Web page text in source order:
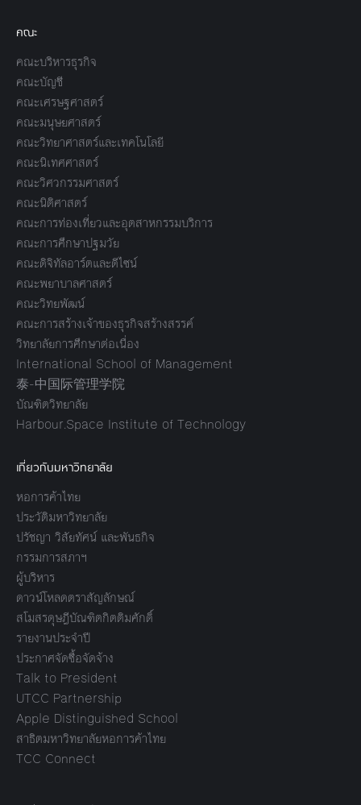
คณะ
คณะบริหารธุรกิจ
คณะบัญชี
คณะเศรษฐศาสตร์
คณะมนุษยศาสตร์
คณะวิทยาศาสตร์และเทคโนโลยี
คณะนิเทศศาสตร์
คณะวิศวกรรมศาสตร์
คณะนิติศาสตร์
คณะการท่องเที่ยวและอุตสาหกรรมบริการ
คณะการศึกษาปฐมวัย
คณะดิจิทัลอาร์ตและดีไซน์
คณะพยาบาลศาสตร์
คณะวิทยพัฒน์
คณะการสร้างเจ้าของธุรกิจสร้างสรรค์
วิทยาลัยการศึกษาต่อเนื่อง
International School of Management
泰-中国际管理学院
บัณฑิตวิทยาลัย
Harbour.Space Institute of Technology
เกี่ยวกับมหาวิทยาลัย
หอการค้าไทย
ประวัติมหาวิทยาลัย
ปรัชญา วิสัยทัศน์ และพันธกิจ
กรรมการสภาฯ
ผู้บริหาร
ดาวน์โหลดตราสัญลักษณ์
สโมสรดุษฎีบัณฑิตกิตติมศักดิ์
รายงานประจำปี
ประกาศจัดซื้อจัดจ้าง
Talk to President
UTCC Partnership
Apple Distinguished School
สาธิตมหาวิทยาลัยหอการค้าไทย
TCC Connect